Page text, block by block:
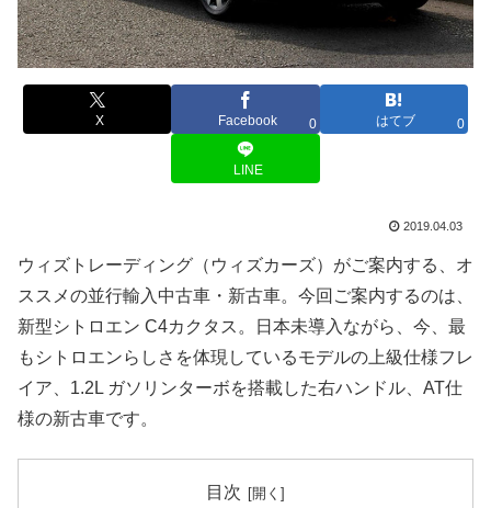
X Facebook 0 はてブ 0
LINE
2019.04.03
ウィズトレーディング（ウィズカーズ）がご案内する、オ
ススメの並行輸入中古車・新古車。今回ご案内するのは、
新型シトロエン C4カクタス。日本未導入ながら、今、最
もシトロエンらしさを体現しているモデルの上級仕様フレ
イア、1.2L ガソリンターボを搭載した右ハンドル、AT仕
様の新古車です。
目次